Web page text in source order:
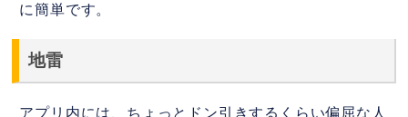
に簡単です。
地雷
アプリ内には、ちょっとドン引きするくらい偏屈な人